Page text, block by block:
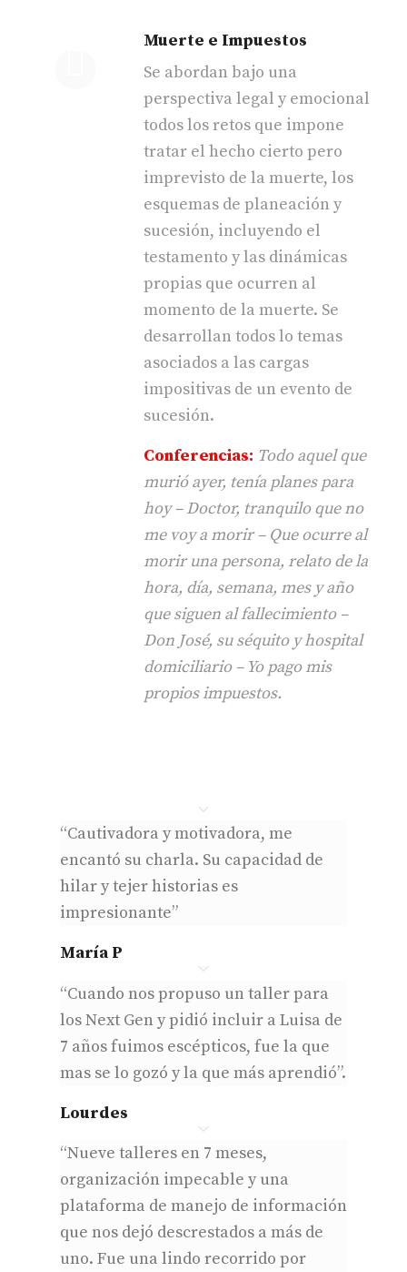
Muerte e Impuestos
Se abordan bajo una
perspectiva legal y emocional
todos los retos que impone
tratar el hecho cierto pero
imprevisto de la muerte, los
esquemas de planeación y
sucesión, incluyendo el
testamento y las dinámicas
propias que ocurren al
momento de la muerte. Se
desarrollan todos lo temas
asociados a las cargas
impositivas de un evento de
sucesión.
Conferencias: Todo aquel que
murió ayer, tenía planes para
hoy – Doctor, tranquilo que no
me voy a morir – Que ocurre al
morir una persona, relato de la
hora, día, semana, mes y año
que siguen al fallecimiento –
Don José, su séquito y hospital
domiciliario – Yo pago mis
propios impuestos.
“Cautivadora y motivadora, me
encantó su charla. Su capacidad de
hilar y tejer historias es
impresionante”
María P
“Cuando nos propuso un taller para
los Next Gen y pidió incluir a Luisa de
7 años fuimos escépticos, fue la que
mas se lo gozó y la que más aprendió”.
Lourdes
“Nueve talleres en 7 meses,
organización impecable y una
plataforma de manejo de información
que nos dejó descrestados a más de
uno. Fue una lindo recorrido por